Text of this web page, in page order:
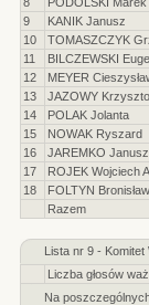
9
KANIK Janusz
10
TOMASZCZYK
11
BILCZEWSKI
12
MEYER
13
JAZOWY
14
POLAK Jolanta
15
NOWAK Ryszard
16
JAREMKO Janusz
17
ROJEK Wojciech
18
FOLTYN
Razem
Lista nr 9 -
Liczba głosów
Na